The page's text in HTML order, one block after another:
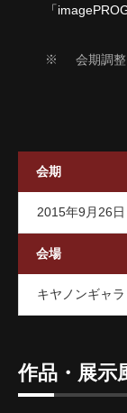
「
※ 会期調
会期
会場
2015年9月26
キヤノンギャ
作品・展示